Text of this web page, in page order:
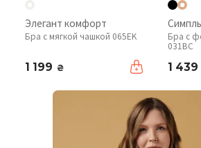
Элегант комфорт
Бра с мягкой чашкой 065EK
1 199 ₴
Бра с
031BC
1 439